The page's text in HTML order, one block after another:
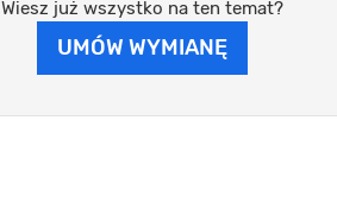
Wiesz już wszystko na ten temat?
UMÓW WYMIANĘ